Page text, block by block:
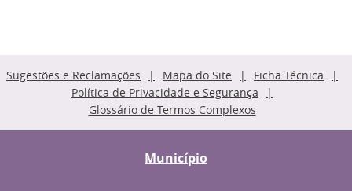
Sugestões e Reclamações Mapa do Site
Ficha Técnica
Política de Privacidade e Segurança
Glossário de Termos Complexos
Município